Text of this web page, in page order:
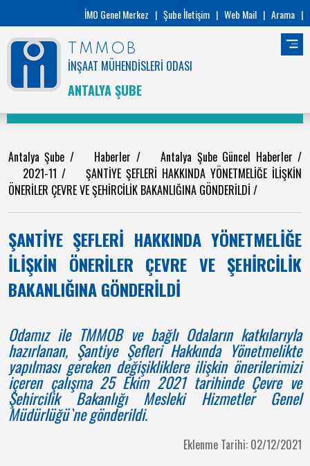
İMO Genel Merkez | Şube İletişim | Web Mail | Arama |
TMMOB
İNŞAAT MÜHENDİSLERİ ODASI
ANTALYA ŞUBE
Antalya Şube / Haberler /Antalya Şube Güncel Haberler/
2021-11/ ŞANTİYE ŞEFLERİ HAKKINDA YÖNETMELİĞE İLİŞKİN
ÖNERİLER ÇEVRE VE ŞEHİRCİLİK BAKANLIĞINA GÖNDERİLDİ /
ŞANTİYE ŞEFLERİ HAKKINDA YÖNETMELİĞE
İLİŞKİN ÖNERİLER ÇEVRE VE ŞEHİRCİLİK
BAKANLIĞINA GÖNDERİLDİ
Odamız ile TMMOB ve bağlı Odaların katkılarıyla
hazırlanan, Şantiye Şefleri Hakkında Yönetmelikte
yapılması gereken değişikliklere ilişkin önerilerimizi
içeren çalışma 25 Ekim 2021 tarihinde Çevre ve
Şehircilik Bakanlığı Mesleki Hizmetler Genel
Müdürlüğü`ne gönderildi.
Eklenme Tarihi: 02/12/2021